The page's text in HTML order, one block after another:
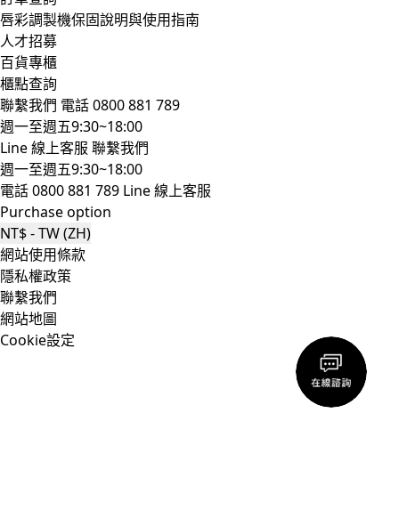
唇彩調製機保固說明與使用指南
人才招募
百貨專櫃
櫃點查詢
聯繫我們 電話 0800 881 789
週一至週五9:30~18:00
Line 線上客服 聯繫我們
週一至週五9:30~18:00
電話 0800 881 789 Line 線上客服
Purchase option
NT$ - TW (ZH)
網站使用條款
隱私權政策
聯繫我們
網站地圖
Cookie設定